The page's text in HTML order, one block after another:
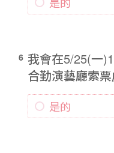
6 我會在5/25(一
合勤演藝廳索
是的